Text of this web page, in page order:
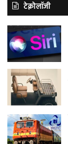
टेक्नोलॉजी